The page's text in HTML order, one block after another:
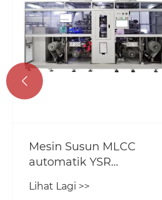
Mesin Susun MLCC
automatik YSR
Penyelesaian yang Stabil
Lihat Lagi >>
